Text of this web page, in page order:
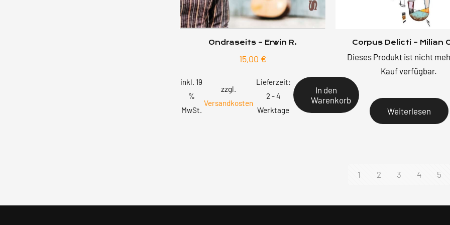
Ondraseits – Erwin R.
15,00 €
inkl. 19
%
MwSt.
zzgl.
Versandkosten
Lieferzeit:
2 - 4
Werktage
In den
Warenkorb
Corpus Delicti – Milian
Dieses Produkt ist nicht
Kauf verfügbar.
Weiterlesen
1 2 3 4 5